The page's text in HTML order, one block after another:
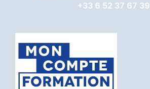
+33 6 52 37 67 39